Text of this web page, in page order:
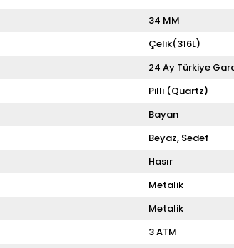
34 MM
Çelik(316L)
24 Ay Türkiye
Pilli (Quartz)
Bayan
Beyaz Sedef
Hasır
Metalik
Metalik
3 ATM